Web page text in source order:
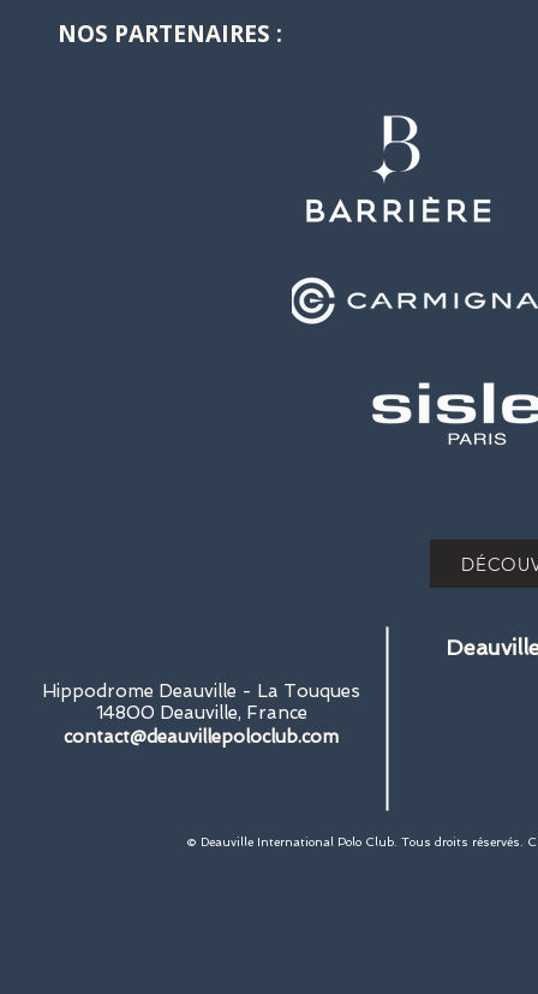
NOS PARTENAIRES :
Hippodrome Deauville - La Touques
14800 Deauville, France
contact@deauvillepoloclub.com
© Deauville International Polo Club. Tous droits réservés.